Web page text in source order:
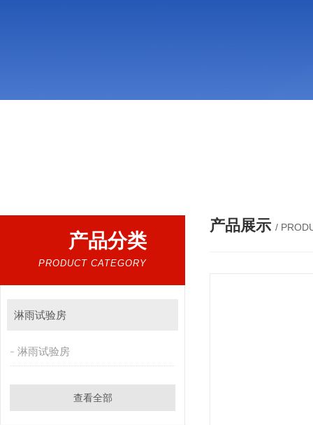
产品分类
PRODUCT CATEGORY
淋雨试验房
淋雨试验房
查看全部
产品展示 /